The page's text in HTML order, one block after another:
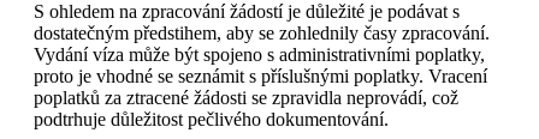
S ohledem na zpracování žádostí je důležité je podávat s
dostatečným předstihem, aby se zohlednily časy zpracování.
Vydání víza může být spojeno s administrativními poplatky,
proto je vhodné se seznámit s příslušnými poplatky. Vracení
poplatků za ztracené žádosti se zpravidla neprovádí, což
podtrhuje důležitost pečlivého dokumentování.